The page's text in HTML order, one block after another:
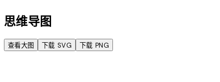
思维导图
查看大图 下载 SVG 下载 PNG